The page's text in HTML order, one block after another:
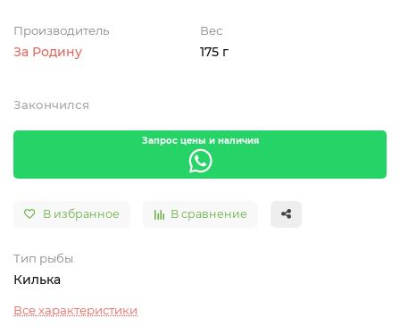
Производитель
За Родину
Вес
175 г
Закончился
Запрос цены и наличия
В избранное В сравнение
Тип рыбы
Килька
Все характеристики